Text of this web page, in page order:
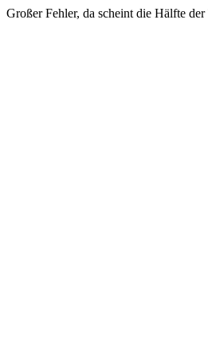
Großer Fehler, da scheint die Hälfte